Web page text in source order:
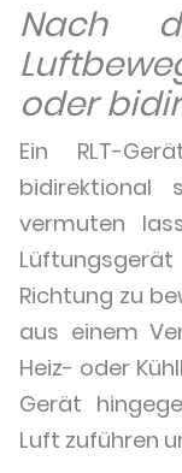
Nach
oder
Ein RLT-
bidirektional
vermuten
Richtung zu
aus einem
Heiz- oder
Gerät
Luft zuführen